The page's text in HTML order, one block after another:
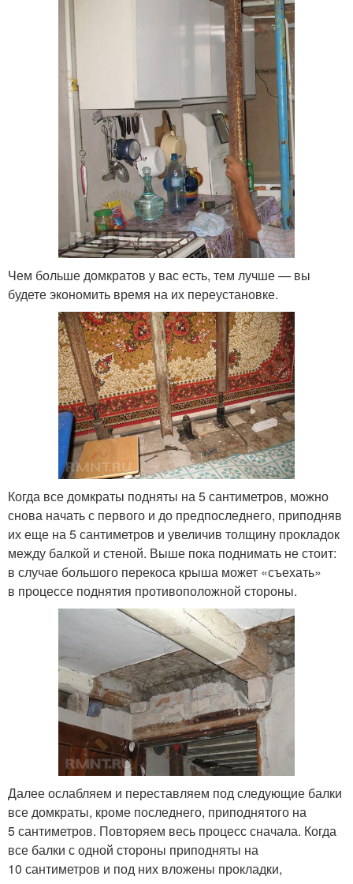
Чем больше домкратов у вас есть, тем лучше — вы
будете экономить время на их переустановке.
Когда все домкраты подняты на 5 сантиметров, можно
снова начать с первого и до предпоследнего, приподняв
их еще на 5 сантиметров и увеличив толщину прокладок
между балкой и стеной. Выше пока поднимать не стоит:
в случае большого перекоса крыша может «съехать»
в процессе поднятия противоположной стороны.
Далее ослабляем и переставляем под следующие балки
все домкраты, кроме последнего, приподнятого на
5 сантиметров. Повторяем весь процесс сначала. Когда
все балки с одной стороны приподняты на
10 сантиметров и под них вложены прокладки,